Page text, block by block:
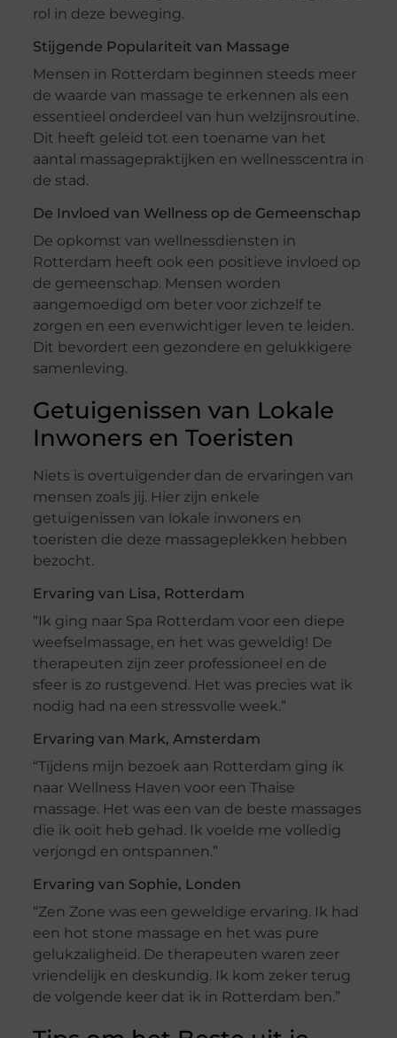
rol in deze beweging.
Stijgende Populariteit van Massage
Mensen in Rotterdam beginnen steeds meer
de waarde van massage te erkennen als een
essentieel onderdeel van hun welzijnsroutine.
Dit heeft geleid tot een toename van het
aantal massagepraktijken en wellnesscentra in
de stad.
De Invloed van Wellness op de Gemeenschap
De opkomst van wellnessdiensten in
Rotterdam heeft ook een positieve invloed op
de gemeenschap. Mensen worden
aangemoedigd om beter voor zichzelf te
zorgen en een evenwichtiger leven te leiden.
Dit bevordert een gezondere en gelukkigere
samenleving.
Getuigenissen van Lokale
Inwoners en Toeristen
Niets is overtuigender dan de ervaringen van
mensen zoals jij. Hier zijn enkele
getuigenissen van lokale inwoners en
toeristen die deze massageplekken hebben
bezocht.
Ervaring van Lisa, Rotterdam
“Ik ging naar Spa Rotterdam voor een diepe
weefselmassage, en het was geweldig! De
therapeuten zijn zeer professioneel en de
sfeer is zo rustgevend. Het was precies wat ik
nodig had na een stressvolle week.”
Ervaring van Mark, Amsterdam
“Tijdens mijn bezoek aan Rotterdam ging ik
naar Wellness Haven voor een Thaise
massage. Het was een van de beste massages
die ik ooit heb gehad. Ik voelde me volledig
verjongd en ontspannen.”
Ervaring van Sophie, Londen
“Zen Zone was een geweldige ervaring. Ik had
een hot stone massage en het was pure
gelukzaligheid. De therapeuten waren zeer
vriendelijk en deskundig. Ik kom zeker terug
de volgende keer dat ik in Rotterdam ben.”